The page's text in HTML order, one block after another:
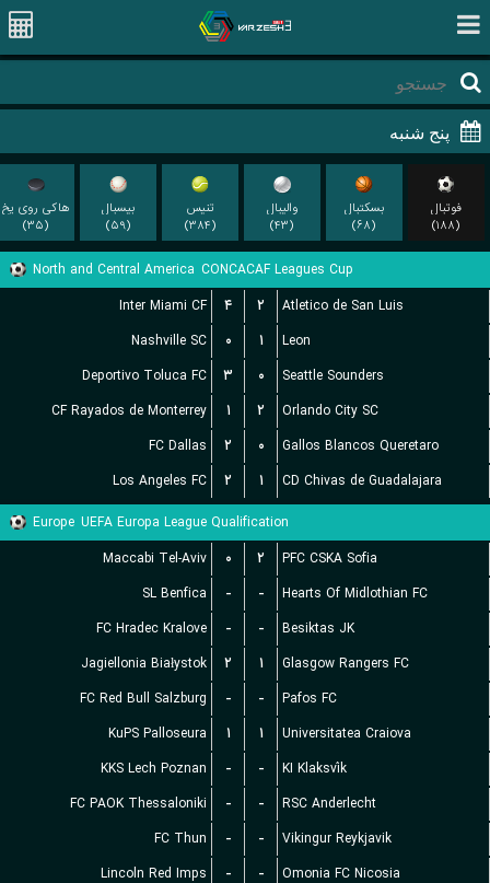
فوتبال
(۱۸۸)
بسکتبال
(۶۸)
والیبال
(۴۳)
تنیس
(۳۸۴)
بیسبال
(۵۹)
هاکی روی یخ
(۳۵)
North and Central America CONCACAF Leagues Cup
Inter Miami CF
۴ ۲
Atletico de San Luis
Nashville SC
۰ ۱
Leon
Deportivo Toluca FC
۳ ۰
Seattle Sounders
CF Rayados de Monterrey
۱ ۲
Orlando City SC
FC Dallas
۲ ۰
Gallos Blancos Queretaro
Los Angeles FC
۲ ۱
CD Chivas de Guadalajara
Europe UEFA Europa League Qualification
Maccabi Tel-Aviv
۰ ۲
PFC CSKA Sofia
SL Benfica
- -
Hearts Of Midlothian FC
FC Hradec Kralove
- -
Besiktas JK
Jagiellonia Białystok
۲ ۱
Glasgow Rangers FC
FC Red Bull Salzburg
- -
Pafos FC
KuPS Palloseura
۱ ۱
Universitatea Craiova
KKS Lech Poznan
- -
KI Klaksvík
FC PAOK Thessaloniki
- -
RSC Anderlecht
FC Thun
- -
Vikingur Reykjavik
Lincoln Red Imps
- -
Omonia FC Nicosia